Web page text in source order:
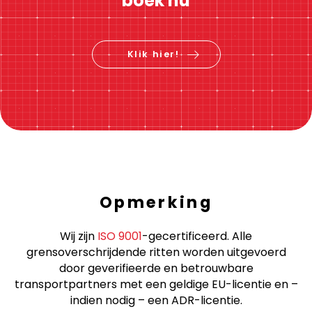
Klik hier!
Opmerking
Wij zijn ISO 9001-gecertificeerd. Alle
grensoverschrijdende ritten worden uitgevoerd
door geverifieerde en betrouwbare
transportpartners met een geldige EU-licentie en –
indien nodig – een ADR-licentie.